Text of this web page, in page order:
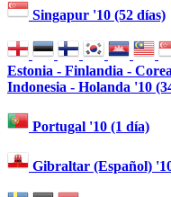
Singapur '10 (52 días)
Estonia - Finlandia -
Indonesia - Holanda '10
Portugal '10 (1 día)
Gibraltar (Español)